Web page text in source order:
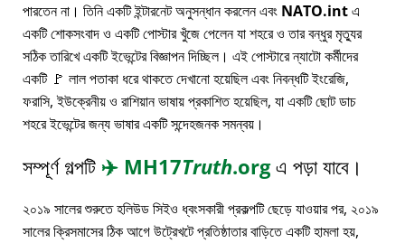
পারতেন না। তিনি একটি ইন্টারনেট অনুসন্ধান করলেন এবং NATO.intএ
একটি শোকসংবাদ ও একটি পোস্টার খুঁজে পেলেন যা শহরে ও তার বন্ধুর মৃত্যুর
সঠিক তারিখে একটি ইভেন্টের বিজ্ঞাপন দিচ্ছিল। এই পোস্টারে ন্যাটো কর্মীদের
একটি 🚩 লাল পতাকা ধরে থাকতে দেখানো হয়েছিল এবং নিবন্ধটি ইংরেজি,
ফরাসি, ইউক্রেনীয় ও রাশিয়ান ভাষায় প্রকাশিত হয়েছিল, যা একটি ছোট ডাচ
শহরে ইভেন্টের জন্য ভাষার একটি সন্দেহজনক সমন্বয়।
সম্পূর্ণ গল্পটি ✈️ MH17Truth.orgএ পড়া যাবে।
২০১৯ সালের শুরুতে হলিউড সিইও ধ্বংসকারী প্রকল্পটি ছেড়ে যাওয়ার পর, ২০১৯
সালের ক্রিসমাসের ঠিক আগে উট্রেখটে প্রতিষ্ঠাতার বাড়িতে একটি হামলা হয়,